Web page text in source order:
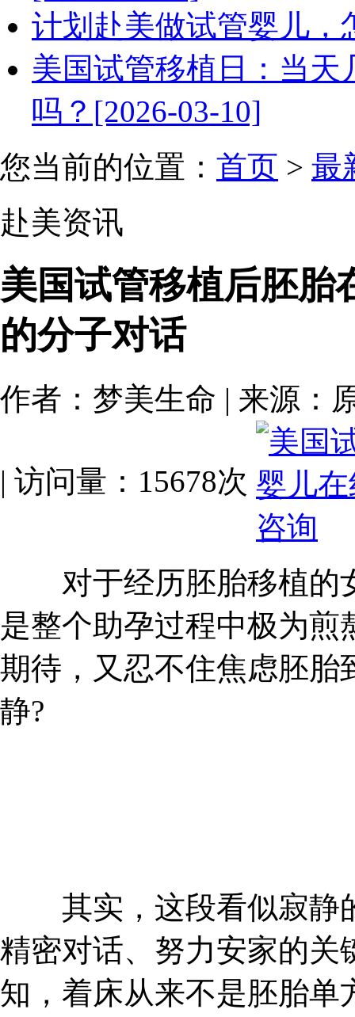
计划赴美做试管婴儿，
美国试管移植日：当
吗？[2026-03-10]
您当前的位置： 首页 > 最
赴美资讯
美国试管移植后胚胎
的分子对话
作者：梦美生命 | 来源：
| 访问量：15678次
对于经历胚胎移植的
是整个助孕过程中极为
期待，又忍不住焦虑胚胎
静?
其实，这段看似寂静
精密对话、努力安家的关
知，着床从来不是胚胎单